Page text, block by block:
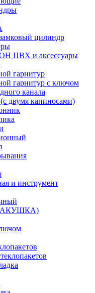
цилиндр
ПВХ и аксессуары
гарнитур
гарнитур с ключом
канала
двумя капиносами)
и инструмент